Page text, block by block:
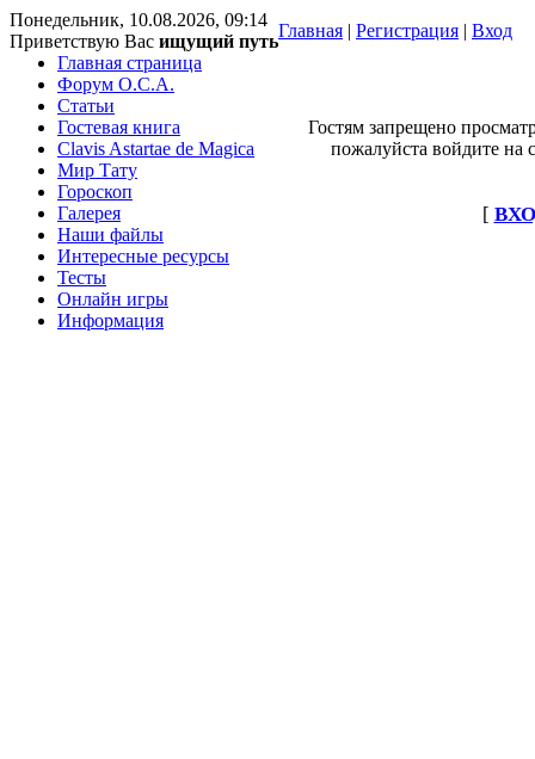
Понедельник, 10.08.2026, 09:14
Приветствую Вас ищущий путь
Главная | Регистрация | Вход
Главная страница
Форум O.C.A.
Статьи
Гостевая книга
Clavis Astartae de Magica
Мир Тату
Гороскоп
Галерея
Наши файлы
Интересные ресурсы
Тесты
Онлайн игры
Информация
Гостям запрещено
пожалуйста войдите на
[